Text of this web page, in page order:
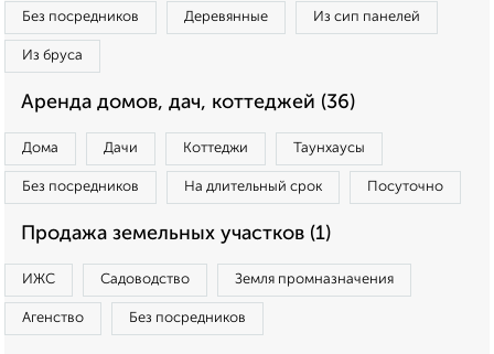
Без посредников Деревянные Из сип панелей
Из бруса
Аренда домов, дач, коттеджей (36)
Дома Дачи Коттеджи Таунхаусы
Без посредников На длительный срок Посуточно
Продажа земельных участков (1)
ИЖС Садоводство Земля промназначения
Агенство Без посредников